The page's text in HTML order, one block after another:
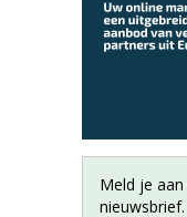
Meld je
nieuwsbrief.